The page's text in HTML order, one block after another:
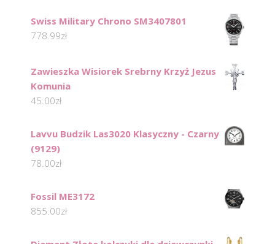
Swiss Military Chrono SM3407801
778.99zł
Zawieszka Wisiorek Srebrny Krzyż Jezus
Komunia
45.00zł
Lavvu Budzik Las3020 Klasyczny - Czarny
(9129)
78.00zł
Fossil ME3172
855.00zł